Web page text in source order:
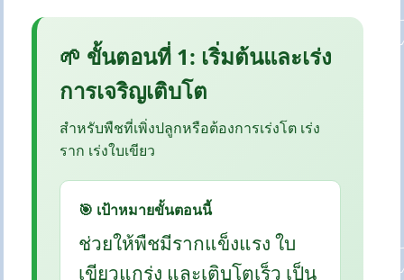
🌱 ขั้นตอนที่ 1: เริ่มต้นและเร่ง
การเจริญเติบโต
สำหรับพืชที่เพิ่งปลูกหรือต้องการเร่งโต เร่ง
ราก เร่งใบเขียว
🎯 เป้าหมายขั้นตอนนี้
ช่วยให้พืชมีรากแข็งแรง ใบ
เขียวแกร่ง และเติบโตเร็ว เป็น